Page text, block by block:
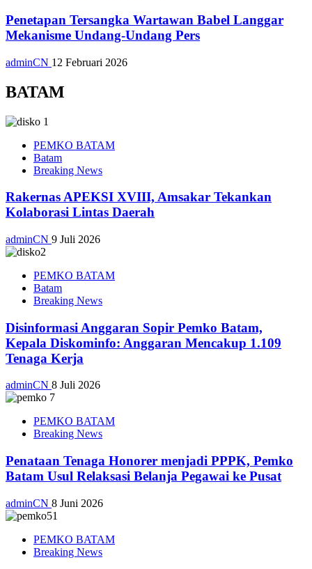
Penetapan Tersangka Wartawan Babel Langgar
Mekanisme Undang-Undang Pers
adminCN 12 Februari 2026
BATAM
PEMKO BATAM
Batam
Breaking News
Rakernas APEKSI XVIII, Amsakar Tekankan
Kolaborasi Lintas Daerah
adminCN 9 Juli 2026
PEMKO BATAM
Batam
Breaking News
Disinformasi Anggaran Sopir Pemko Batam,
Kepala Diskominfo: Anggaran Mencakup 1.109
Tenaga Kerja
adminCN 8 Juli 2026
PEMKO BATAM
Breaking News
Penataan Tenaga Honorer menjadi PPPK, Pemko
Batam Usul Relaksasi Belanja Pegawai ke Pusat
adminCN 8 Juni 2026
PEMKO BATAM
Breaking News